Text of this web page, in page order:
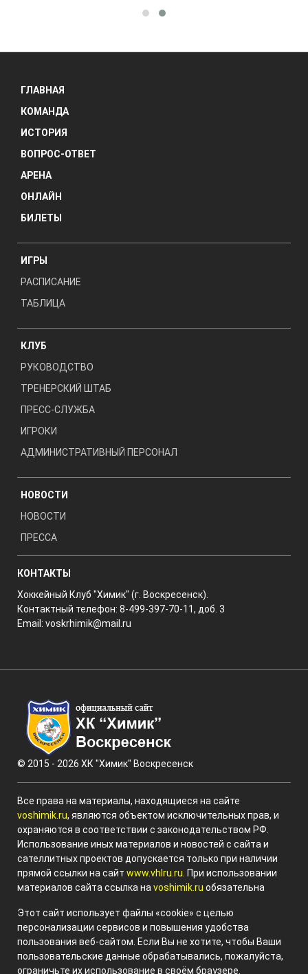
ГЛАВНАЯ
КОМАНДА
ИСТОРИЯ
ВОПРОС-ОТВЕТ
АРЕНА
ОНЛАЙН
БИЛЕТЫ
ИГРЫ
РАСПИСАНИЕ
ТАБЛИЦА
КЛУБ
РУКОВОДСТВО
ТРЕНЕРСКИЙ ШТАБ
ПРЕСС-СЛУЖБА
ИГРОКИ
АДМИНИСТРАТИВНЫЙ ПЕРСОНАЛ
НОВОСТИ
НОВОСТИ
ПРЕССА
КОНТАКТЫ
Хоккейный Клуб "Химик" (г. Воскресенск).
Контактный телефон: 8-499-397-70-11, доб. 3
Email: voskrhimik@mail.ru
© 2015 - 2026 ХК "Химик" Воскресенск
Все права на материалы, находящиеся на сайте
voshimik.ru, являются объектом исключительных прав, и
охраняются в соответствии с законодательством РФ.
Использование иных материалов и новостей с сайта и
сателлитных проектов допускается только при наличии
прямой ссылки на сайт www.vhlru.ru. При использовании
материалов сайта ссылка наvoshimik.ru обязательна
Этот сайт использует файлы «cookie» с целью
персонализации сервисов и повышения удобства
пользования веб-сайтом. Если Вы не хотите, чтобы Ваши
пользовательские данные обрабатывались, пожалуйста,
ограничьте их использование в своём браузере.